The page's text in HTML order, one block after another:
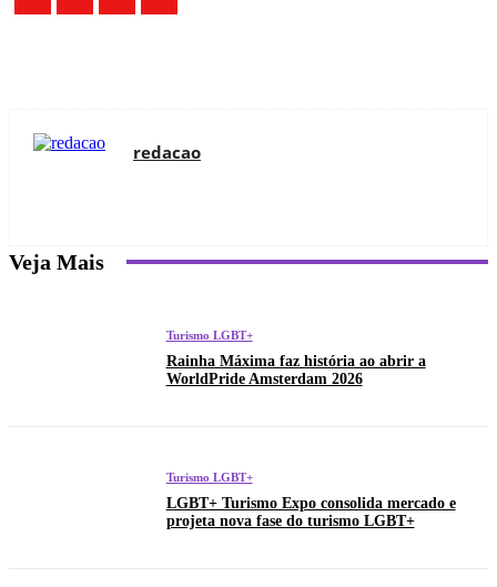
redacao
Veja Mais
Turismo LGBT+
Rainha Máxima faz história ao abrir a
WorldPride Amsterdam 2026
Turismo LGBT+
LGBT+ Turismo Expo consolida mercado e
projeta nova fase do turismo LGBT+